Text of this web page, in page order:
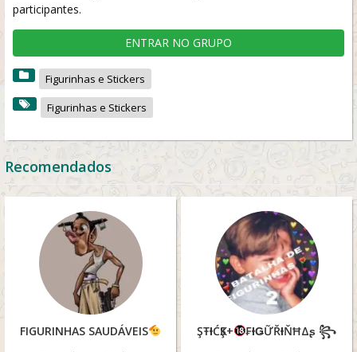
participantes.
ENTRAR NO GRUPO
Figurinhas e Stickers
Figurinhas e Stickers
Recomendados
FIGURINHAS SAUDÁVEIS
ŞŦƗĆҜŞ+
₣ƗǤỮŘƗŇĦΔʂ ꧂